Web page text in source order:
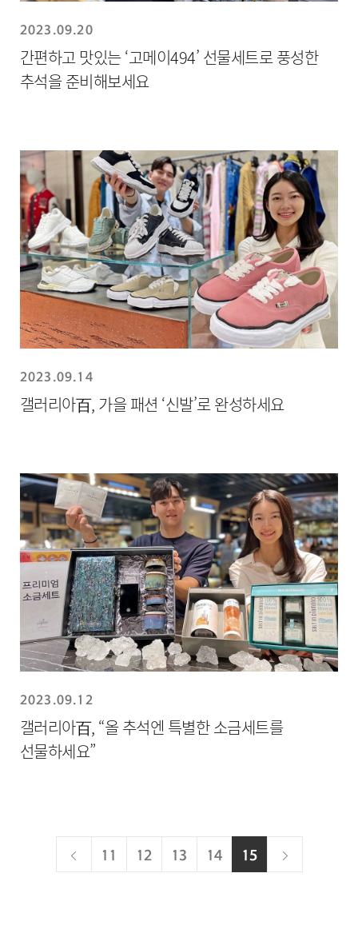
2023.09.20
간편하고 맛있는 ‘고메이494’ 선물세트로 풍성한
추석을 준비해보세요
2023.09.14
갤러리아百, 가을 패션 ‘신발’로 완성하세요
2023.09.12
갤러리아百, “올 추석엔 특별한 소금세트를
선물하세요”
11 12 13 14 15
재